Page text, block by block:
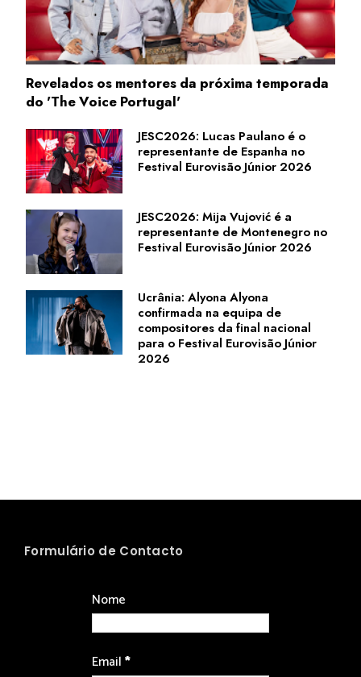
Revelados os mentores da próxima temporada
do 'The Voice Portugal'
JESC2026: Lucas Paulano é o
representante de Espanha no
Festival Eurovisão Júnior 2026
JESC2026: Mija Vujović é a
representante de Montenegro no
Festival Eurovisão Júnior 2026
Ucrânia: Alyona Alyona
confirmada na equipa de
compositores da final nacional
para o Festival Eurovisão Júnior
2026
Formulário de Contacto
Nome
Email*